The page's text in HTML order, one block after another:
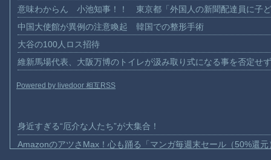
意味わからん 小池知事！！ 東京都「外国人の新聞配達員に子
中国大使館が異例の注意喚起 韓国での整形手術
大谷の100人ロス招待
維新馬場代表、大阪万博のトイレが汲み取り式になる事を否定せ
Powered by livedoor 相互RSS
身近すぎる“厄介な人たち”が大集合！
AmazonのアツさMax！心も踊る「マンガ毎週末セール（50%還